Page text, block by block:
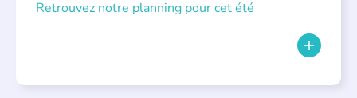
Retrouvez notre planning pour cet été